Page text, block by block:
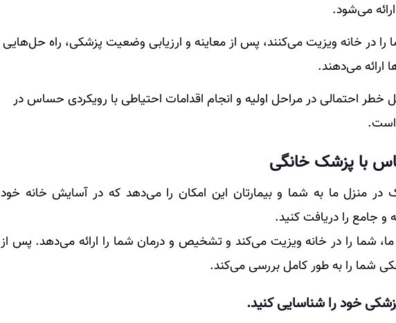
می‌شود.
را در خانه ویزیت می‌کنند، پس از معاینه و ارزیابی وضعیت پزشکی، راه حل‌هایی
ارائه می‌دهند.
خطر احتمالی در مراحل اولیه و انجام اقدامات احتیاطی با رویکردی حساس در
است.
با پزشک خانگی
منزل ما به شما و بیمارتان این امکان را می‌دهد که در آسایش خانه خود
جامع را دریافت کنید.
شما را در خانه ویزیت می‌کند و تشخیص و درمان شما را ارائه می‌دهد. پس از
شما را به طور کامل بررسی می‌کند.
خود را شناسایی کنید.